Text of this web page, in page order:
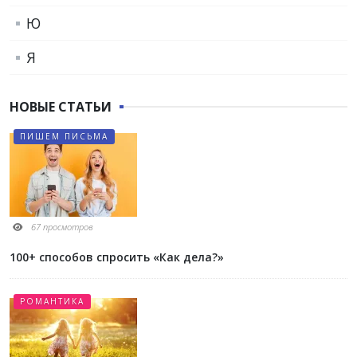
Ю
Я
НОВЫЕ СТАТЬИ
ПИШЕМ ПИСЬМА
67 просмотров
100+ способов спросить «Как дела?»
РОМАНТИКА